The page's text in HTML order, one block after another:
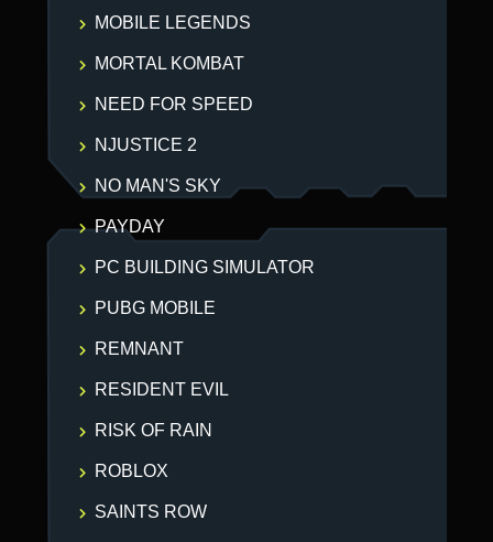
MOBILE LEGENDS
MORTAL KOMBAT
NEED FOR SPEED
NJUSTICE 2
NO MAN'S SKY
PAYDAY
PC BUILDING SIMULATOR
PUBG MOBILE
REMNANT
RESIDENT EVIL
RISK OF RAIN
ROBLOX
SAINTS ROW